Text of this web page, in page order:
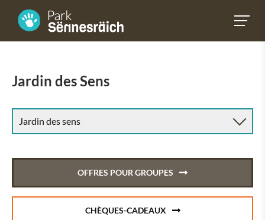
Jardin des Sens
Jardin des sens
OFFRES POUR GROUPES
CHÈQUES-CADEAUX